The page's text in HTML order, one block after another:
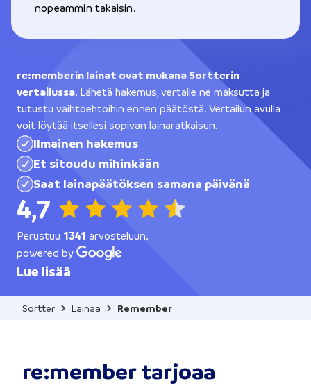
nopeammin takaisin.
re:memberin lainat ovat mukana Sortterin
vertailussa. Lähetä hakemus, vertaile ne maksutta ja
tutustu vaihtoehtoihin ennen päätöstä. Vertailun avulla
voit löytää itsellesi sopivan lainaratkaisun.
Ilmainen hakemus
Et sitoudu mihinkään
Saat lainapäätöksen samana päivänä
4,7
Perustuu 1341 arvosteluun.
powered by
Lue lisää
Sortter Lainaa Remember
re:member tarjoaa